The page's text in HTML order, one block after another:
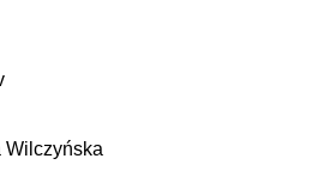
Wilczyńska